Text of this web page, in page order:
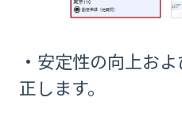
・安定性の向上お
正します。